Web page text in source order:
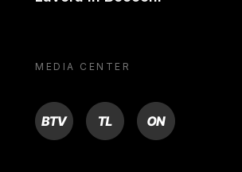
MEDIA CENTER
BTV TL ON